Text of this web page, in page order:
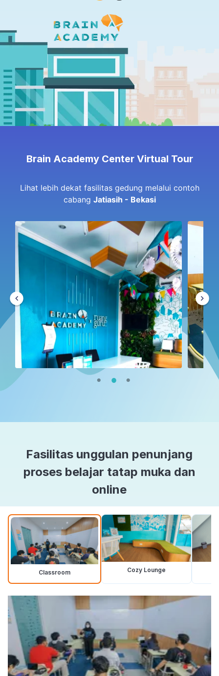
Brain Academy Center Virtual Tour
Lihat lebih dekat fasilitas gedung melalui contoh
cabang Jatiasih - Bekasi
Fasilitas unggulan penunjang
proses belajar tatap muka dan
online
Classroom Cozy Lounge